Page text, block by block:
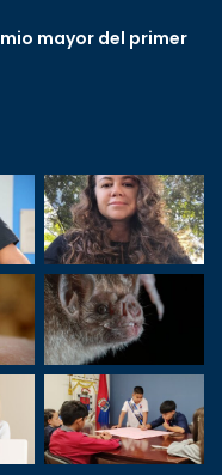
mayor del primer